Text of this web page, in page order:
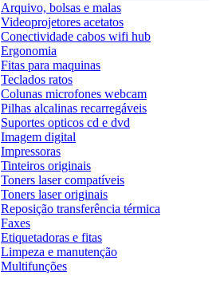
Arquivo, bolsas e malas
Videoprojetores acetatos
Conectividade cabos wifi hub
Ergonomia
Fitas para maquinas
Teclados ratos
Colunas microfones webcam
Pilhas alcalinas recarregáveis
Suportes opticos cd e dvd
Imagem digital
Impressoras
Tinteiros originais
Toners laser compatíveis
Toners laser originais
Reposição transferência térmica
Faxes
Etiquetadoras e fitas
Limpeza e manutenção
Multifunções